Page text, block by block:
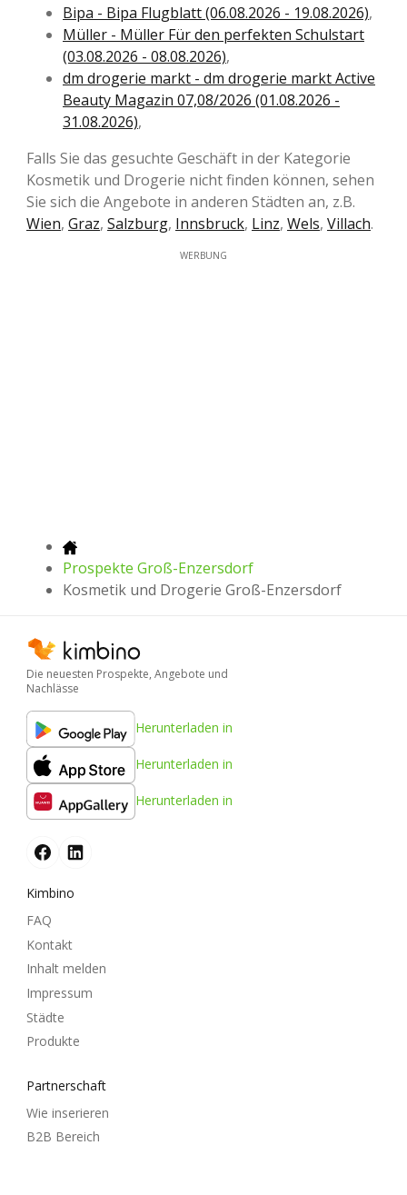
Bipa - Bipa Flugblatt (06.08.2026 - 19.08.2026),
Müller - Müller Für den perfekten Schulstart
(03.08.2026 - 08.08.2026),
dm drogerie markt - dm drogerie markt Active
Beauty Magazin 07,08/2026 (01.08.2026 -
31.08.2026),
Falls Sie das gesuchte Geschäft in der Kategorie
Kosmetik und Drogerie nicht finden können, sehen
Sie sich die Angebote in anderen Städten an, z.B.
Wien, Graz, Salzburg, Innsbruck, Linz, Wels, Villach.
WERBUNG
Prospekte Groß-Enzersdorf
Kosmetik und Drogerie Groß-Enzersdorf
Die neuesten Prospekte, Angebote und
Nachlässe
Herunterladen in
Herunterladen in
Herunterladen in
Kimbino
FAQ
Kontakt
Inhalt melden
Impressum
Städte
Produkte
Partnerschaft
Wie inserieren
B2B Bereich